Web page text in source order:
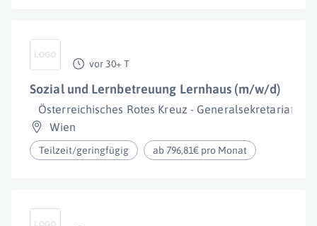
vor 30+ T
Sozial und Lernbetreuung Lernhaus (m/w/d)
Österreichisches Rotes Kreuz - Generalsekretariat
Wien
Teilzeit/geringfügig ab 796,81€ pro Monat